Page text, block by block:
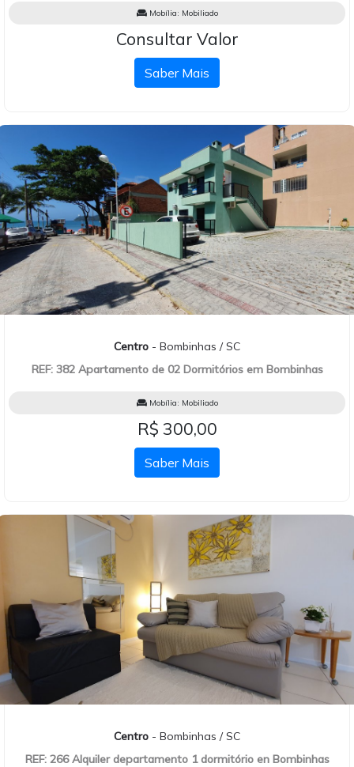
Mobília: Mobiliado
Consultar Valor
Saber Mais
Centro - Bombinhas / SC
REF: 382 Apartamento de 02 Dormitórios em Bombinhas
Mobília: Mobiliado
R$ 300,00
Saber Mais
Centro - Bombinhas / SC
REF: 266 Alquiler departamento 1 dormitório en Bombinhas